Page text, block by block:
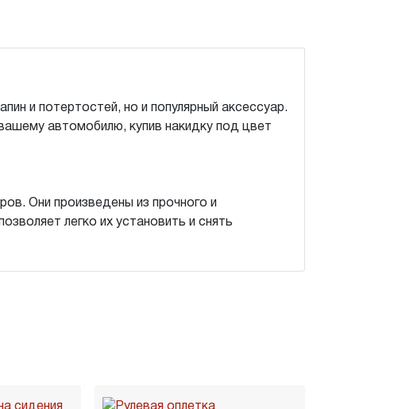
и потертостей, но и популярный аксессуар.
автомобилю, купив накидку под цвет
Они произведены из прочного и
легко их установить и снять